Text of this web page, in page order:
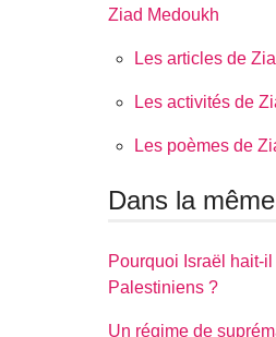
Ziad Medoukh
Les articles de
Les activités de
Les poèmes de
Dans la
Pourquoi Israël hait-
Palestiniens ?
Un régime de